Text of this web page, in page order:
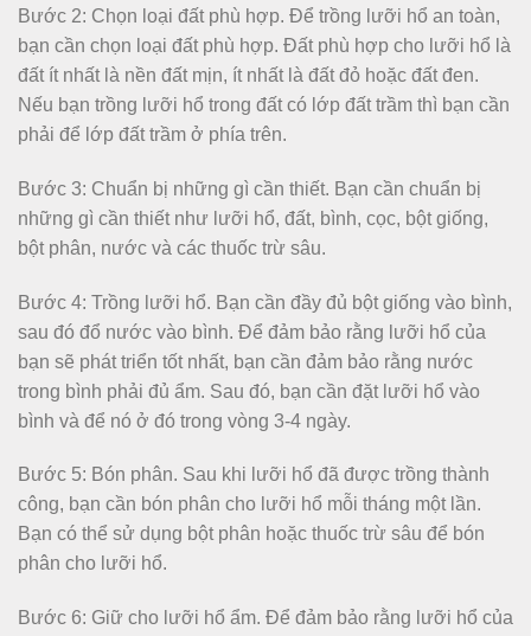
Bước 2: Chọn loại đất phù hợp. Để trồng lưỡi hổ an toàn,
bạn cần chọn loại đất phù hợp. Đất phù hợp cho lưỡi hổ là
đất ít nhất là nền đất mịn, ít nhất là đất đỏ hoặc đất đen.
Nếu bạn trồng lưỡi hổ trong đất có lớp đất trầm thì bạn cần
phải để lớp đất trầm ở phía trên.
Bước 3: Chuẩn bị những gì cần thiết. Bạn cần chuẩn bị
những gì cần thiết như lưỡi hổ, đất, bình, cọc, bột giống,
bột phân, nước và các thuốc trừ sâu.
Bước 4: Trồng lưỡi hổ. Bạn cần đầy đủ bột giống vào bình,
sau đó đổ nước vào bình. Để đảm bảo rằng lưỡi hổ của
bạn sẽ phát triển tốt nhất, bạn cần đảm bảo rằng nước
trong bình phải đủ ẩm. Sau đó, bạn cần đặt lưỡi hổ vào
bình và để nó ở đó trong vòng 3-4 ngày.
Bước 5: Bón phân. Sau khi lưỡi hổ đã được trồng thành
công, bạn cần bón phân cho lưỡi hổ mỗi tháng một lần.
Bạn có thể sử dụng bột phân hoặc thuốc trừ sâu để bón
phân cho lưỡi hổ.
Bước 6: Giữ cho lưỡi hổ ẩm. Để đảm bảo rằng lưỡi hổ của